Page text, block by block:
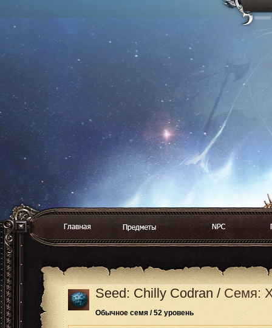
Seed: Chilly Codran / Семя:
Обычное семя / 52 уровень